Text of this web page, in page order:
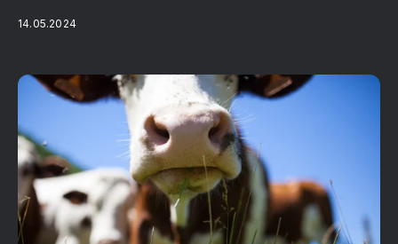
14.05.2024